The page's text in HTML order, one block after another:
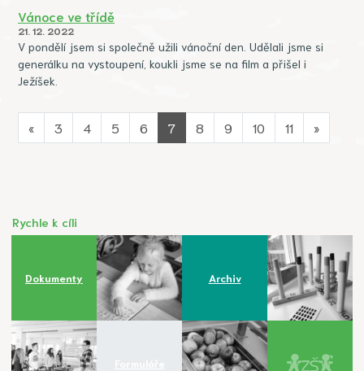
Vánoce ve třídě
21. 12. 2022
V pondělí jsem si společně užili vánoční den. Udělali jsme si
generálku na vystoupení, koukli jsme se na film a přišel i
Ježíšek.
« 3 4 5 6 7 8 9 10 11 »
Rychle k cíli
Dokumenty Archiv